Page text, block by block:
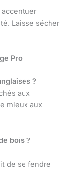
accentuer
Laisse sécher
Pro
?
aux
mieux aux
bois ?
de se fendre